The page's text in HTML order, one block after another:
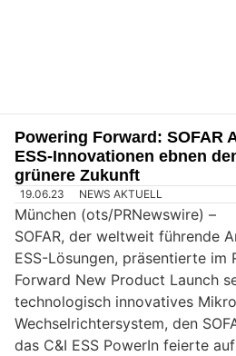
Powering Forward: SOFAR
ESS-Innovationen ebnen
grünere Zukunft
19.06.23 NEWS AKTUELL
München (ots/PRNewswire) –
SOFAR, der weltweit führende
ESS-Lösungen, präsentierte im
Forward New Product Launch
technologisch innovatives
Wechselrichtersystem, den
das C&I ESS PowerIn feierte